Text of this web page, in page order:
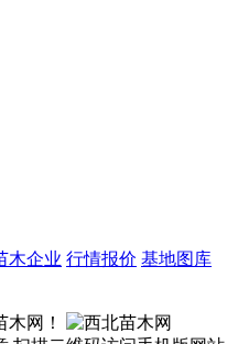
木企业 行情报价 基地图库
网！